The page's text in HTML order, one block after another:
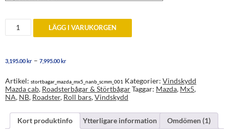
Vindskydd
och/eller
TT-
(styling)
Mazda
MX-
5
tom
2005
mängd
LÄGG I VARUKORGEN
3,195.00kr – 7,995.00krPrisintervall:
7,995.00 kr
Artikel: stortbagar_mazda_mx5_nanb_scmm_001 Kategorier: Vindskydd
Mazda cab, Roadsterbågar & StörtbågarTaggar: Mazda, Mx5,
NA, NB, Roadster, Roll bars,Vindskydd
Kort produktinfo Ytterligare information Omdömen (1)